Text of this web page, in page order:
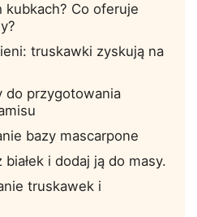
kubkach? Co oferuje
truskawki zyskują na
do przygotowania
bazy mascarpone
i dodaj ją do masy.
truskawek i